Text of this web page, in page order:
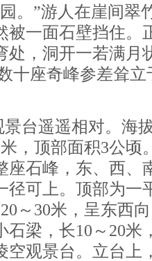
。”游人在崖间翠
被一面石壁挡住。
处，洞开一若满月
十座奇峰参差耸
台遥遥相对。海
，顶部面积3公顷
座石峰，东、西、
径可上。顶部为一
～30米，呈东西
石梁，长10～20米
空观景台。立台上